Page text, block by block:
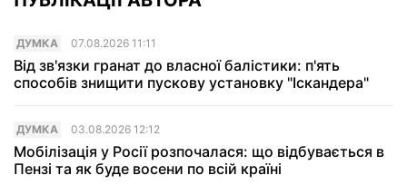
ДУМКА 07.08.2026 11:11
Від зв'язки гранат до власної балістики: п'ять
способів знищити пускову установку "Іскандера"
ДУМКА 03.08.2026 12:12
Мобілізація у Росії розпочалася: що відбувається в
Пензі та як буде восени по всій країні